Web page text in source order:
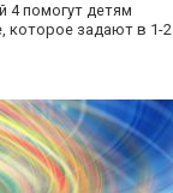
4 помогут детям
которое задают в 1-2